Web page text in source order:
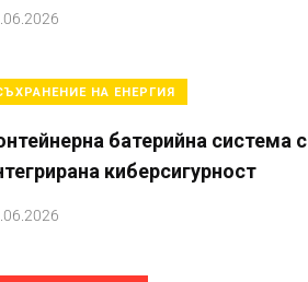
НА ЕНЕРГИЯ
батерийна система с
киберсигурност